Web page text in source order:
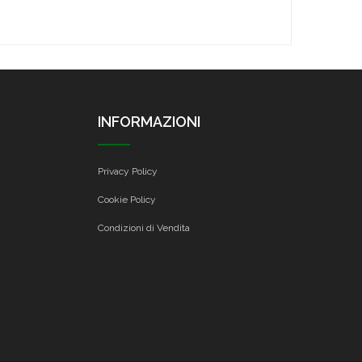
INFORMAZIONI
Privacy Policy
Cookie Policy
Condizioni di Vendita